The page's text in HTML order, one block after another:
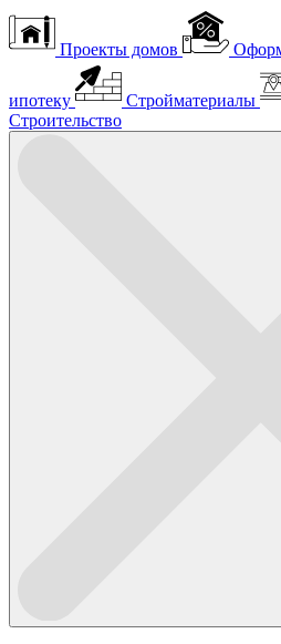
Проекты домов
ипотеку Стройматериалы
Строительство